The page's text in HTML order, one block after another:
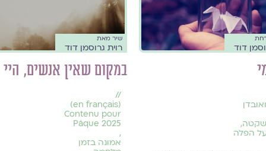
דוד
שקטה,
הפלה
שיר מאת
רוית גרוסמן דוד
במקום שאין אנשים, היי
//
(en français)
Contenu pour
Pâque 2025
,
אמונה בזמן